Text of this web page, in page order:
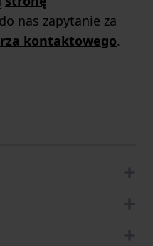
nas zapytanie za
kontaktowego.